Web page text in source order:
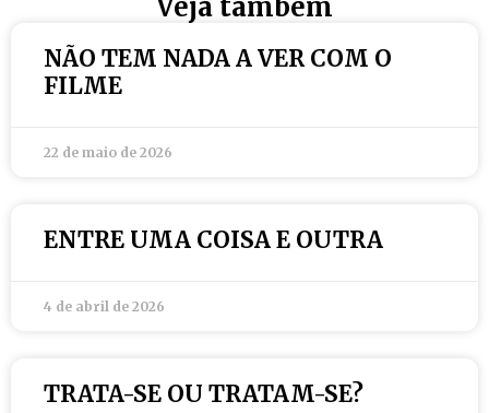
Veja também
NÃO TEM NADA A VER COM O
FILME
22 de maio de 2026
ENTRE UMA COISA E OUTRA
4 de abril de 2026
TRATA-SE OU TRATAM-SE?